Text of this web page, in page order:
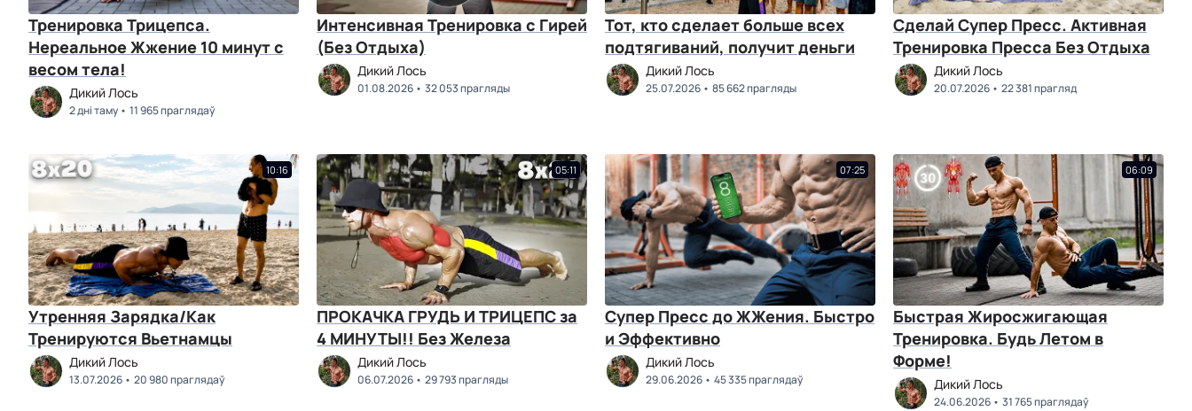
Тренировка Трицепса.
Нереальное Жжение 10 минут с
весом тела!
Дикий Лось
2 дні таму 11 965 праглядаў
Интенсивная Тренировка с Гирей
(Без Отдыха)
Дикий Лось
01.08.2026 32 053 прагляды
Тот, кто сделает больше всех
подтягиваний, получит деньги
Дикий Лось
25.07.2026 85 662 прагляды
Сделай Супер Пресс. Активная
Тренировка Пресса Без Отдыха
Дикий Лось
20.07.2026 22 381 прагляд
10:16
Утренняя Зарядка/Как
Тренируются Вьетнамцы
Дикий Лось
13.07.2026 20 980 праглядаў
05:11
ПРОКАЧКА ГРУДЬ И ТРИЦЕПС за
4 МИНУТЫ!! Без Железа
Дикий Лось
06.07.2026 29 793 прагляды
07:25
Супер Пресс до ЖЖения. Быстро
и Эффективно
Дикий Лось
29.06.2026 45 335 праглядаў
06:09
Быстрая Жиросжигающая
Тренировка. Будь Летом в
Форме!
Дикий Лось
24.06.2026 31 765 праглядаў